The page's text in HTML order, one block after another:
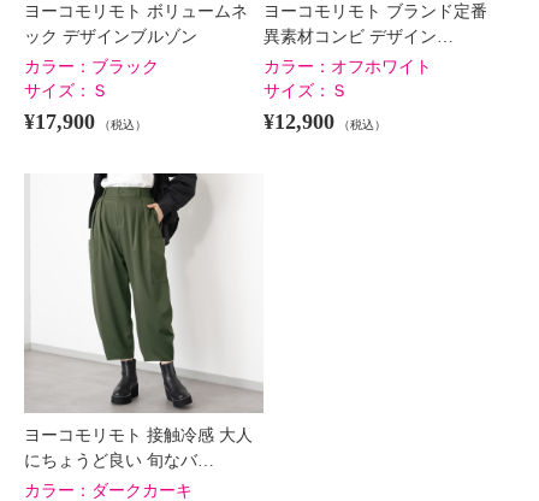
ヨーコモリモト ボリュームネ
ック デザインブルゾン
カラー： ブラック
サイズ： Ｓ
¥17,900 （税込）
ヨーコモリモト ブランド定番
異素材コンビ デザイン…
カラー： オフホワイト
サイズ： Ｓ
¥12,900 （税込）
ヨーコモリモト 接触冷感 大人
にちょうど良い 旬なバ…
カラー： ダークカーキ